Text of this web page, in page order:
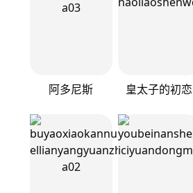
阿多尼斯 皇太子的初恋